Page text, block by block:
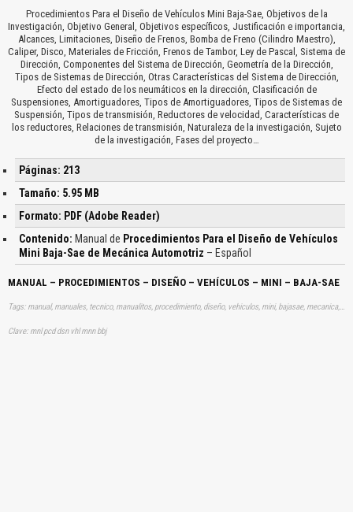
Procedimientos Para el Diseño de Vehículos Mini Baja-Sae, Objetivos de la
Investigación, Objetivo General, Objetivos específicos, Justificación e importancia,
Alcances, Limitaciones, Diseño de Frenos, Bomba de Freno (Cilindro Maestro),
Caliper, Disco, Materiales de Fricción, Frenos de Tambor, Ley de Pascal, Sistema de
Dirección, Componentes del Sistema de Dirección, Geometría de la Dirección,
Tipos de Sistemas de Dirección, Otras Características del Sistema de Dirección,
Efecto del estado de los neumáticos en la dirección, Clasificación de
Suspensiones, Amortiguadores, Tipos de Amortiguadores, Tipos de Sistemas de
Suspensión, Tipos de transmisión, Reductores de velocidad, Características de
los reductores, Relaciones de transmisión, Naturaleza de la investigación, Sujeto
de la investigación, Fases del proyecto…
Páginas: 213
Tamaño: 5.95 MB
Formato: PDF (Adobe Reader)
Contenido: Manual de Procedimientos Para el Diseño de Vehículos
Mini Baja-Sae de Mecánica Automotriz – Español
MANUAL – PROCEDIMIENTOS – DISEÑO – VEHÍCULOS – MINI – BAJA-SAE
Tags: manual, manuales, tecnico, manualitos, procedimiento, diseño, vehiculos, mini, bajasae, mecanica, automotriz, aprender, descargas
Clave: mnl pcd dsn vhl mnn bbj